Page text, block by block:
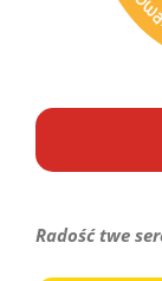
Radość twe